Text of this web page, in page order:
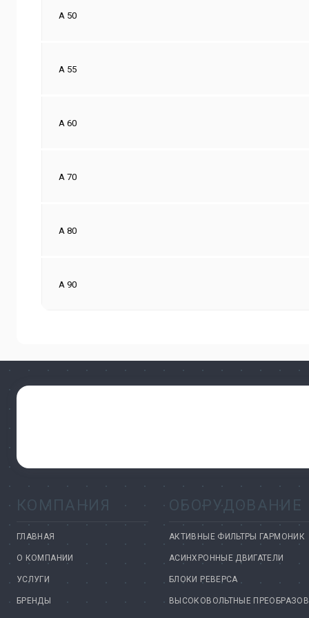
A 50
A 55
A 60
A 70
A 80
A 90
КОМПАНИЯ
ГЛАВНАЯ
О КОМПАНИИ
УСЛУГИ
БРЕНДЫ
ОБОРУДОВАНИЕ
АКТИВНЫЕ ФИЛЬТРЫ ГАРМОНИК
АСИНХРОННЫЕ ДВИГАТЕЛИ
БЛОКИ РЕВЕРСА
ВЫСОКОВОЛЬТНЫЕ